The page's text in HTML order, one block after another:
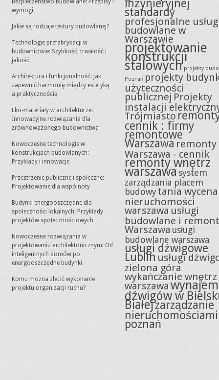
Bezpieczeństwo budowlane: Przepisy i
wymogi
Jakie są rodzaje tektury budowlanej?
Technologie prefabrykacji w
budownictwie: Szybkość, trwałość i
jakość
Architektura i funkcjonalność: Jak
zapewnić harmonię między estetyką
a praktycznością
Eko-materiały w architekturze:
Innowacyjne rozwiązania dla
zrównoważonego budownictwa
Nowoczesne technologie w
konstrukcjach budowlanych:
Przykłady i innowacje
Przestrzenie publiczne i społeczne:
Projektowanie dla wspólnoty
Budynki energooszczędne dla
społeczności lokalnych: Przykłady
projektów społecznościowych
Nowoczesne rozwiązania w
projektowaniu architektonicznym: Od
inteligentnych domów po
energooszczędne budynki
Komu można zlecić wykonanie
projektu organizacji ruchu?
inżynieryjnej
standardy
profesjonalne
budowlane w
Warszawie
projektowanie
konstrukcji
stalowych projekty
Poznań projekty
użyteczności
publicznej Projekty
instalacji
Trójmiasto
cennik : firmy
remontowe
Warszawa remonty
Warszawa - cennik
remonty wnętrz
warszawasystem
zarządzania placem
budowytania wycena
nieruchomości
warszawa usługi
budowlane i
Warszawa usługi
budowlane warszawa
usługi dźwigowe
Lublin usługi
zielona góra
wykańczanie wnętrz
warszawawynajem
dźwigów w
Białejzarządzanie
nieruchomościami
poznań